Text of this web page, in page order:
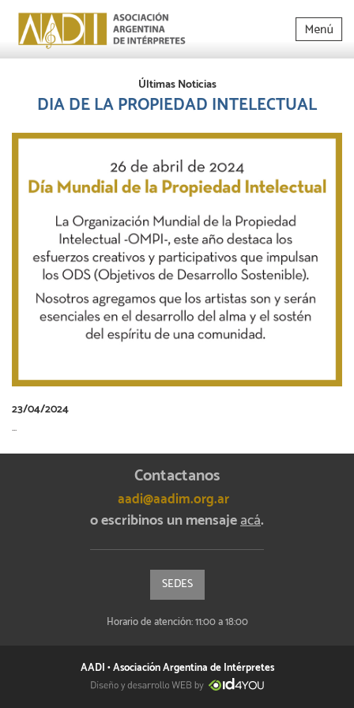
Últimas Noticias
DIA DE LA PROPIEDAD INTELECTUAL
23/04/2024
...
Contactanos
aadi@aadim.org.ar
o escribinos un mensajeacá.
SEDES
Horario de atención: 11:00 a 18:00
AADI • Asociación Argentina de Intérpretes